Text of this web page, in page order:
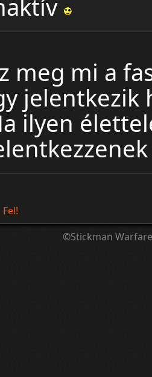
meg mi a
jelentkezik
ilyen
Fel!
©Stickman Warfare